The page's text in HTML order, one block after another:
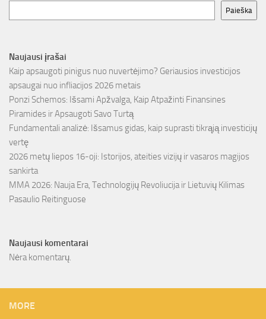
Paieška
Naujausi įrašai
Kaip apsaugoti pinigus nuo nuvertėjimo? Geriausios investicijos
apsaugai nuo infliacijos 2026 metais
Ponzi Schemos: Išsami Apžvalga, Kaip Atpažinti Finansines
Piramides ir Apsaugoti Savo Turtą
Fundamentali analizė: Išsamus gidas, kaip suprasti tikrąją investicijų
vertę
2026 metų liepos 16-oji: Istorijos, ateities vizijų ir vasaros magijos
sankirta
MMA 2026: Nauja Era, Technologijų Revoliucija ir Lietuvių Kilimas
Pasaulio Reitinguose
Naujausi komentarai
Nėra komentarų.
MORE